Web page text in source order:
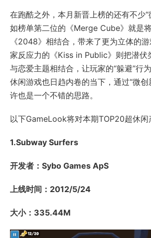
在跑酷之外，本月新晋上榜的还有不少“
如榜单第二位的《Merge Cube》就是
《2048》相结合，带来了更为立体的
家反应力的《Kiss in Public》则把潜伏
与恋爱主题相结合，让玩家的“躲避”行
休闲游戏也日趋内卷的当下，通过“微创
许也是一个不错的思路。
以下GameLook将对本期TOP20超休闲
1.Subway Surfers
开发者：Sybo Games ApS
上线时间：2012/5/24
大小：335.44M